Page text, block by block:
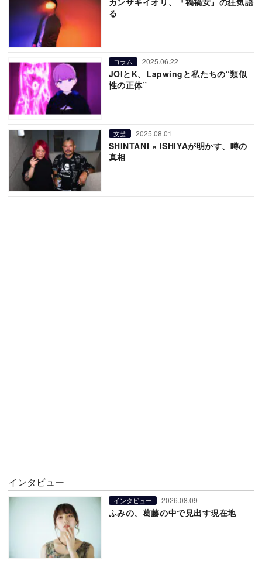
る
コラム 2025.06.22
JOIとK、Lapwingと私たちの“類似
性の正体”
文芸 2025.08.01
SHINTANI × ISHIYAが明かす、噂の
真相
インタビュー
インタビュー 2026.08.09
ふみの、葛藤の中で見出す現在地